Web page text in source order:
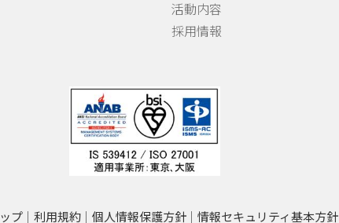
活動内容
採用情報
プ 利用規約 個人情報保護方針 情報セキュリティ基本方針